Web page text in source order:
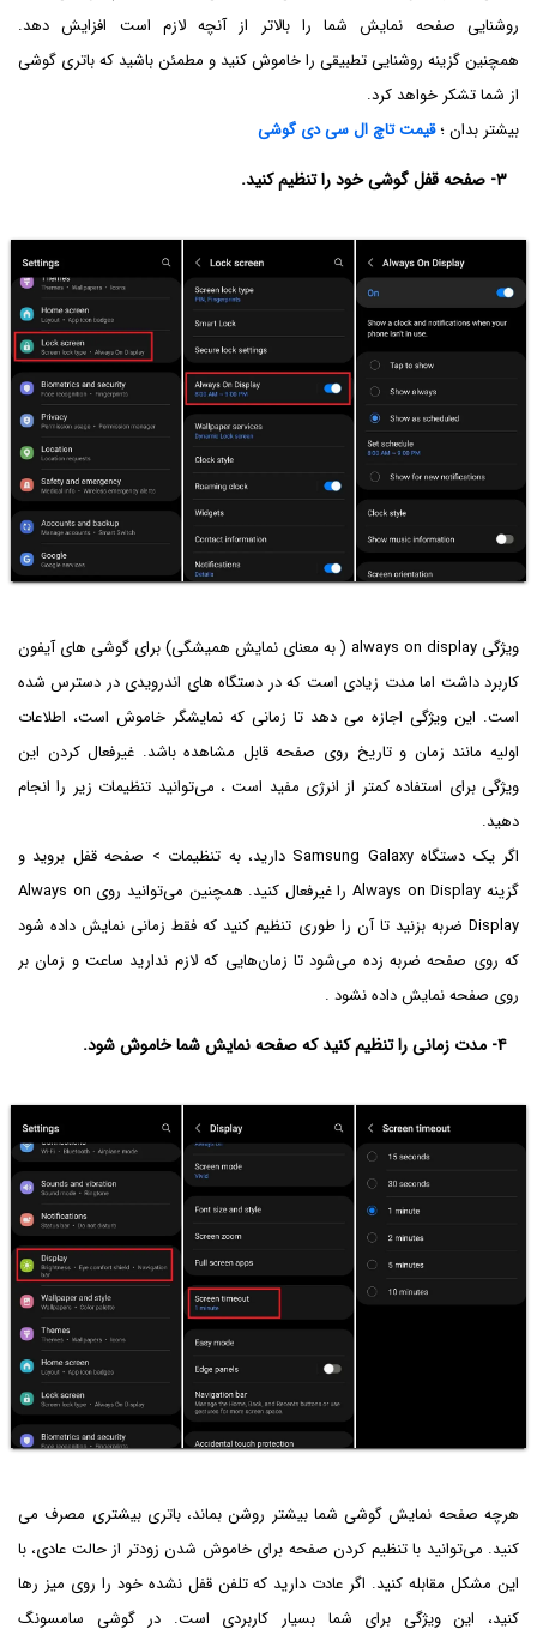
روشنایی صفحه نمایش شما را بالاتر از آنچه لازم است افزایش دهد.
همچنین گزینه روشنایی تطبیقی ​​را خاموش کنید و مطمئن باشید که باتری گوشی
از شما تشکر خواهد کرد.
بیشتر بدان ؛قیمتتاچال سی دی گوشی
۳- صفحه قفل گوشی خود را تنظیم کنید.
ویژگی always on display ( به معنای نمایش همیشگی) برای گوشی های آیفون
کاربرد داشت اما مدت زیادی است که در دستگاه های اندرویدی در دسترس شده
است. این ویژگی اجازه می دهد تا زمانی که نمایشگر خاموش است، اطلاعات
اولیه مانند زمان و تاریخ روی صفحه قابل مشاهده باشد. غیرفعال کردن این
ویژگی برای استفاده کمتر از انرژی مفید است ، می‌توانید تنظیمات زیر را انجام
دهید.
اگر یک دستگاه Samsung Galaxy دارید، به تنظیمات > صفحه قفل بروید و
گزینه Always on Display را غیرفعال کنید. همچنین می‌توانید روی Always on
Display ضربه بزنید تا آن را طوری تنظیم کنید که فقط زمانی نمایش داده شود
که روی صفحه ضربه زده می‌شود تا زمان‌هایی که لازم ندارید ساعت و زمان بر
روی صفحه نمایش داده نشود .
۴- مدت زمانی را تنظیم کنید که صفحه نمایش شما خاموش شود.
هرچه صفحه نمایش گوشی شما بیشتر روشن بماند، باتری بیشتری مصرف می
کنید. می‌توانید با تنظیم کردن صفحه برای خاموش شدن زودتر از حالت عادی، با
این مشکل مقابله کنید. اگر عادت دارید که تلفن قفل نشده خود را روی میز رها
کنید، این ویژگی برای شما بسیار کاربردی است. در گوشی سامسونگ